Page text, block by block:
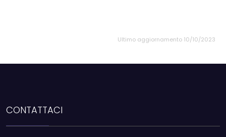
Ultimo aggiornamento 10/10/2023
CONTATTACI